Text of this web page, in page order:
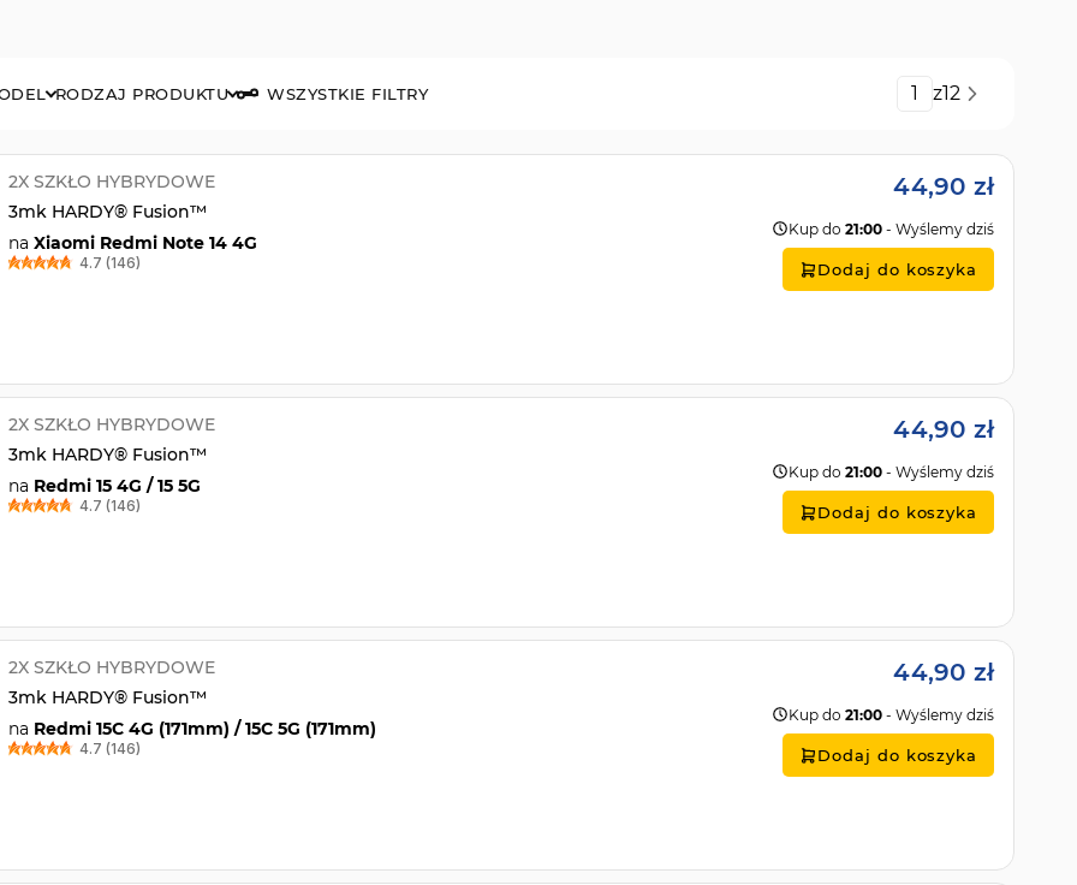
RODZAJ PRODUKTU WSZYSTKIE FILTRY Strona
z12
2X SZKŁO HYBRYDOWE
3mk HARDY® Fusion™
na Xiaomi Redmi Note 14 4G
4.7 (146)
44,90 zł
Kup do 21:00 - Wyślemy dziś
Dodaj do koszyka
2X SZKŁO HYBRYDOWE
3mk HARDY® Fusion™
na Redmi 15 4G / 15 5G
4.7 (146)
44,90 zł
Kup do 21:00 - Wyślemy dziś
Dodaj do koszyka
2X SZKŁO HYBRYDOWE
3mk HARDY® Fusion™
na Redmi 15C 4G (171mm) / 15C 5G (171mm)
4.7 (146)
44,90 zł
Kup do 21:00 - Wyślemy dziś
Dodaj do koszyka